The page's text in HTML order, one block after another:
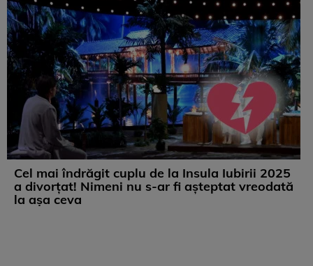
Cel mai îndrăgit cuplu de la Insula Iubirii 2025
a divorțat! Nimeni nu s-ar fi așteptat vreodată
la așa ceva